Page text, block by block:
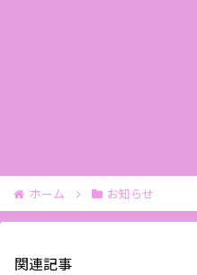
ホーム お知らせ
関連記事